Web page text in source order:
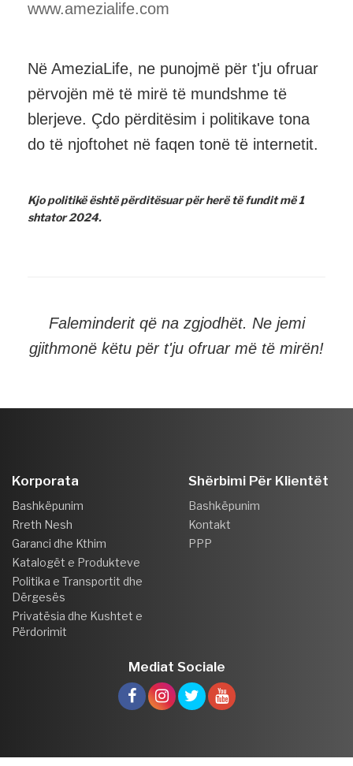
www.amezialife.com
Në AmeziaLife, ne punojmë për t'ju ofruar
përvojën më të mirë të mundshme të
blerjeve. Çdo përditësim i politikave tona
do të njoftohet në faqen tonë të internetit.
Kjo politikë është përditësuar për herë të fundit më 1
shtator 2024.
Faleminderit që na zgjodhët. Ne jemi
gjithmonë këtu për t'ju ofruar më të mirën!
Korporata
Bashkëpunim
Rreth Nesh
Garanci dhe Kthim
Katalogët e Produkteve
Politika e Transportit dhe
Dërgesës
Privatësia dhe Kushtet e
Përdorimit
Shërbimi Për Klientët
Bashkëpunim
Kontakt
PPP
Mediat Sociale